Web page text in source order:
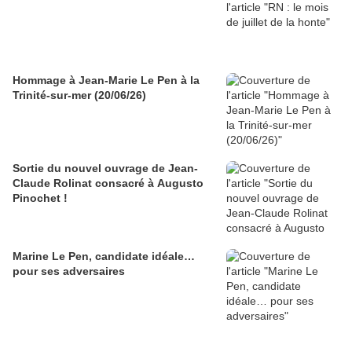
Hommage à Jean-Marie Le Pen à la
Trinité-sur-mer (20/06/26)
Sortie du nouvel ouvrage de Jean-
Claude Rolinat consacré à Augusto
Pinochet !
Marine Le Pen, candidate idéale…
pour ses adversaires